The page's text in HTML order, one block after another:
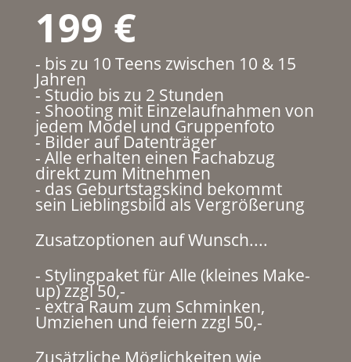
199 €
- bis zu 10 Teens zwischen 10 & 15
Jahren
- Studio bis zu 2 Stunden
- Shooting mit Einzelaufnahmen von
jedem Model und Gruppenfoto
- Bilder auf Datenträger
- Alle erhalten einen Fachabzug
direkt zum Mitnehmen
- das Geburtstagskind bekommt
sein Lieblingsbild als Vergrößerung
Zusatzoptionen auf Wunsch....
- Stylingpaket für Alle (kleines Make-
up) zzgl 50,-
- extra Raum zum Schminken,
Umziehen und feiern zzgl 50,-
Zusätzliche Möglichkeiten wie